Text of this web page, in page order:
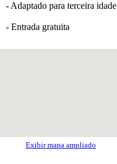
- Adaptado para terceira idade
- Entrada gratuita
Exibir mapa ampliado